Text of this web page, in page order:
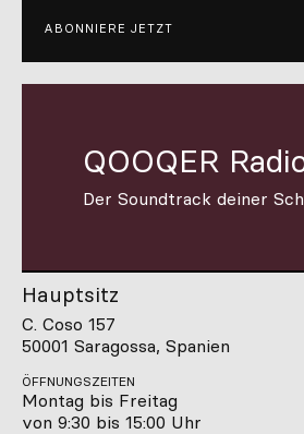
ABONNIERE JETZT
QOOQER
Der Soundtrack deiner
Hauptsitz
C. Coso 157
50001 Saragossa, Spanien
ÖFFNUNGSZEITEN
Montag bis Freitag
von 9:30 bis 15:00 Uhr